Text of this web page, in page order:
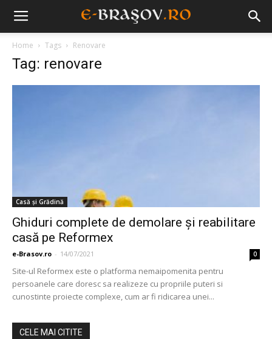
Home Tags Renovare
Tag: renovare
Casă și Grădină
Ghiduri complete de demolare şi reabilitare
casă pe Reformex
e-Brasov.ro - 14/07/2021 0
Site-ul Reformex este o platforma nemaipomenita pentru
persoanele care doresc sa realizeze cu propriile puteri si
cunostinte proiecte complexe, cum ar fi ridicarea unei...
CELE MAI CITITE